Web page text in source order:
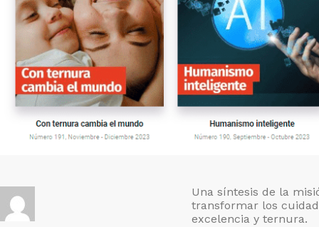
Una síntesis de la
transformar los
excelencia y ternura.